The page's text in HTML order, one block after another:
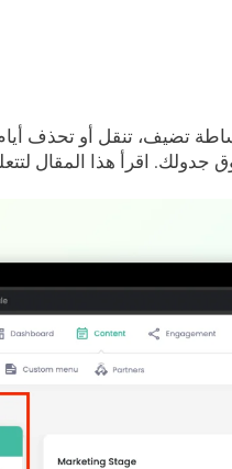
تضيف، تنقل أو تحذف
جدولك. اقرأ هذا المقال